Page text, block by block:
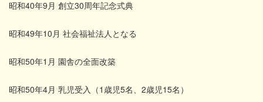
昭和40年9月 創立30周年記念式典
昭和49年10月 社会福祉法人となる
昭和50年1月 園舎の全面改築
昭和50年4月 乳児受入（1歳児5名、2歳児15名）